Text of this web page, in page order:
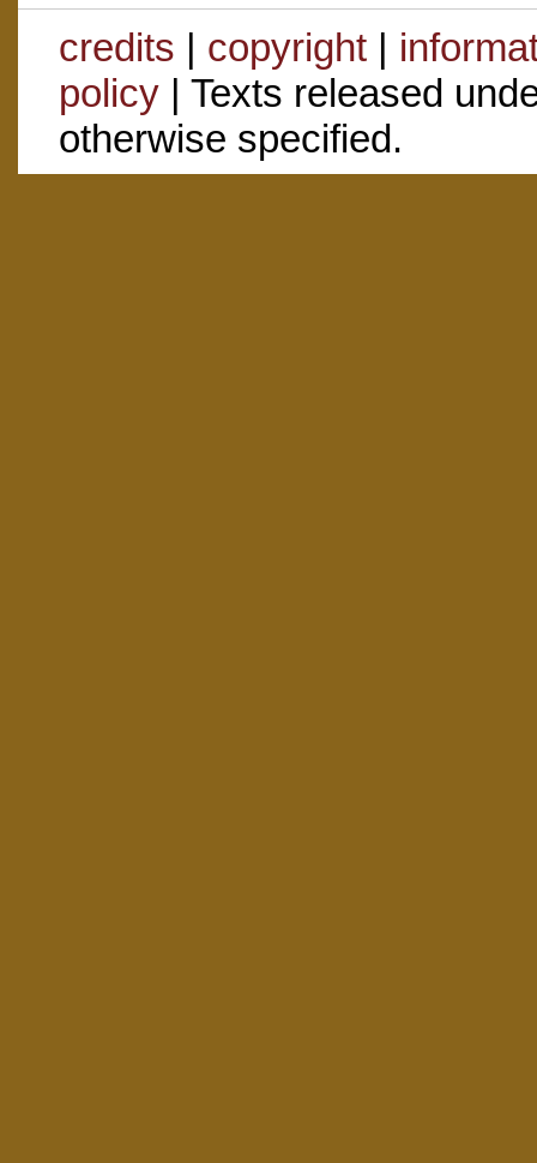
credits | copyright|
policy| Texts released
otherwise specified.